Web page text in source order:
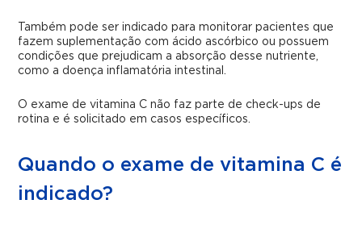
Também pode ser indicado para monitorar pacientes que
fazem suplementação com ácido ascórbico ou possuem
condições que prejudicam a absorção desse nutriente,
como a doença inflamatória intestinal.
O exame de vitamina C não faz parte de check-ups de
rotina e é solicitado em casos específicos.
Quando o exame de vitamina C é
indicado?